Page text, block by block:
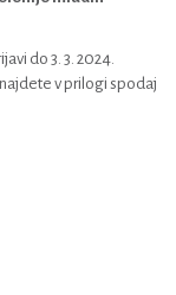
do 3. 3. 2024.
v prilogi spodaj